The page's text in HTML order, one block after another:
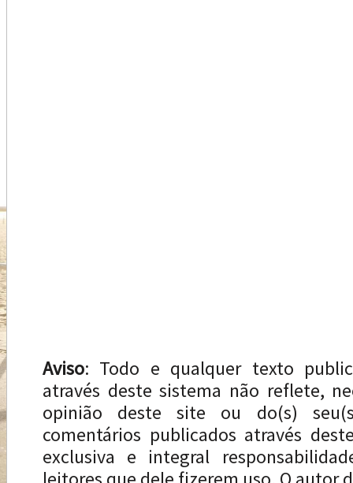
Aviso: Todo e qualquer texto
através deste sistema não reflete,
opinião deste site ou do(s)
comentários publicados através
exclusiva e integral